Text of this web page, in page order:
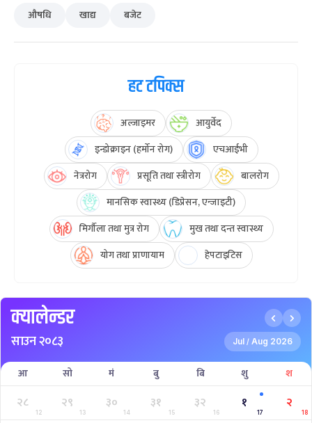
औषधि खाद्य बजेट
हट टपिक्स
अल्जाइमर
आयुर्वेद
इन्डोक्राइन (हर्मोन रोग)
एचआईभी
नेत्ररोग
प्रसूति तथा स्त्रीरोग
बालरोग
मानसिक स्वास्थ्य (डिप्रेसन, एन्जाइटी)
मिर्गौला तथा मुत्र रोग
मुख तथा दन्त स्वास्थ्य
योग तथा प्राणायाम
हेपटाइटिस
क्यालेन्डर
साउन २०८३ Jul / Aug 2026
आ सो मं बु बि शु श
२८
12
२९
13
३०
14
३१
15
३२
16
१
17
२
18